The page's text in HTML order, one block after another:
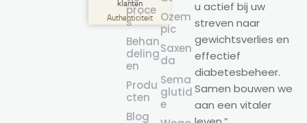
klanten
AuthenticiteitAanbevolen op
ProvenExpert.com
3
Beoordelingen op ProvenExpert.com
Maak nu je eigen zegel
proce
s
Behan
deling
en
Produ
cten
Blog
Ozem
pic
Saxen
da
Sema
glutid
e
u actief bij uw
streven naar
gewichtsverlies en
effectief
diabetesbeheer.
Samen bouwen we
aan een vitaler